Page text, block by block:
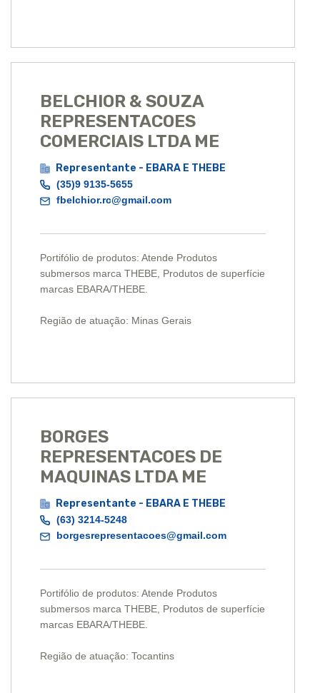
BELCHIOR & SOUZA
REPRESENTACOES
COMERCIAIS LTDA ME
Representante - EBARA E THEBE
(35)9 9135-5655
fbelchior.rc@gmail.com
Portifólio de produtos: Atende Produtos
submersos marca THEBE, Produtos de superfície
marcas EBARA/THEBE.
Região de atuação: Minas Gerais
BORGES
REPRESENTACOES DE
MAQUINAS LTDA ME
Representante - EBARA E THEBE
(63) 3214-5248
borgesrepresentacoes@gmail.com
Portifólio de produtos: Atende Produtos
submersos marca THEBE, Produtos de superfície
marcas EBARA/THEBE.
Região de atuação: Tocantins